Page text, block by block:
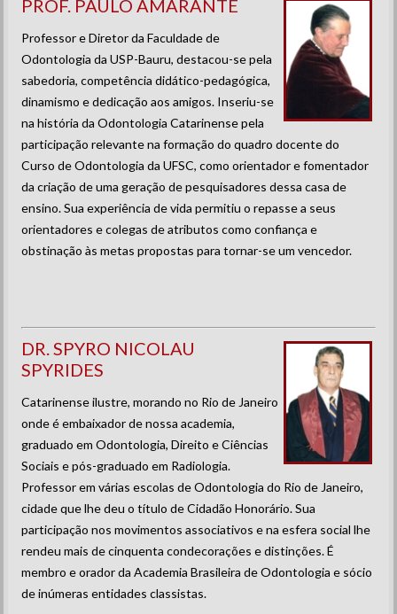
PROF. PAULO AMARANTE
Professor e Diretor da Faculdade de
Odontologia da USP-Bauru, destacou-se pela
sabedoria, competência didático-pedagógica,
dinamismo e dedicação aos amigos. Inseriu-se
na história da Odontologia Catarinense pela
participação relevante na formação do quadro docente do
Curso de Odontologia da UFSC, como orientador e fomentador
da criação de uma geração de pesquisadores dessa casa de
ensino. Sua experiência de vida permitiu o repasse a seus
orientadores e colegas de atributos como confiança e
obstinação às metas propostas para tornar-se um vencedor.
DR. SPYRO NICOLAU
SPYRIDES
Catarinense ilustre, morando no Rio de Janeiro
onde é embaixador de nossa academia,
graduado em Odontologia, Direito e Ciências
Sociais e pós-graduado em Radiologia.
Professor em várias escolas de Odontologia do Rio de Janeiro,
cidade que lhe deu o título de Cidadão Honorário. Sua
participação nos movimentos associativos e na esfera social lhe
rendeu mais de cinquenta condecorações e distinções. É
membro e orador da Academia Brasileira de Odontologia e sócio
de inúmeras entidades classistas.